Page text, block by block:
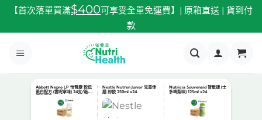
內
【首次落單買滿$400可享受全單免運費】| 原箱直送 | 貨到付
款
Abbott Nepro LP 怡腎康 較低
蛋白配方 (雲呢拿味) 24支/箱-
預定貨品
Nestle Nutren Junior 兒童佳
膳 即飲 250ml x24
Nutricia Souvenaid 智敏捷 (士
多啤梨味) 125ml x24